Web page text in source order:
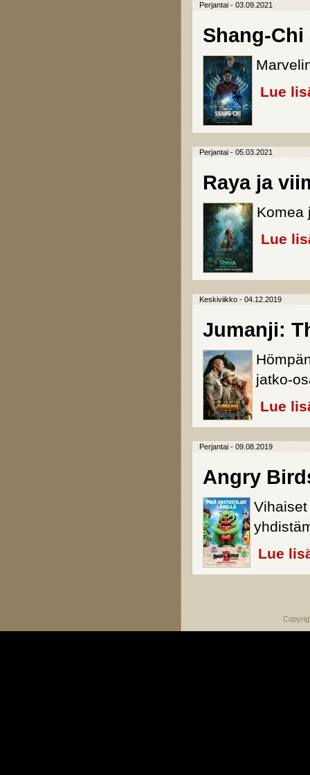
Perjantai - 03.09.2021
Shang-Chi
Lue
Perjantai - 05.03.2021
Raya ja
Komea
Lue
Keskiviikko - 04.12.2019
Jumanji:
jatko-
Lue
Perjantai - 09.08.2019
Angry
Lue